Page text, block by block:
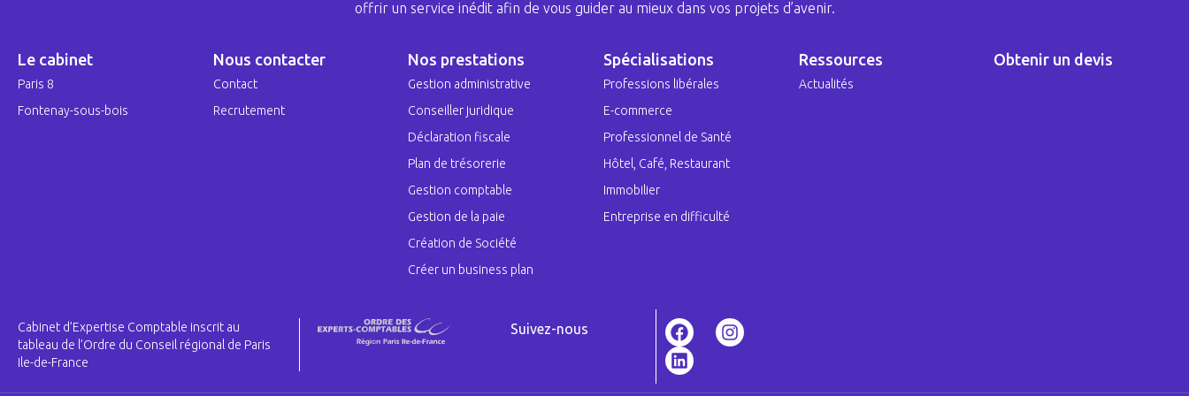
offrir un service inédit afin de vous guider au mieux dans vos projets d’avenir.
Le cabinet
Paris 8
Fontenay-sous-bois
Nous contacter
Contact
Recrutement
Nos prestations
Gestion administrative
Conseiller juridique
Déclaration fiscale
Plan de trésorerie
Gestion comptable
Gestion de la paie
Création de Société
Créer un business plan
Spécialisations
Professions libérales
E-commerce
Professionnel de Santé
Hôtel, Café, Restaurant
Immobilier
Entreprise en difficulté
Ressources
Actualités
Obtenir un devis
Cabinet d’Expertise Comptable inscrit au
tableau de l’Ordre du Conseil régional de Paris
Ile-de-France
Suivez-nous